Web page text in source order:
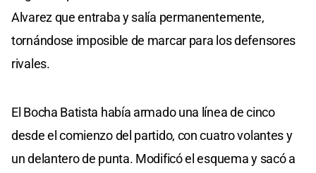
Alvarez que entraba y salía permanentemente,
tornándose imposible de marcar para los defensores
rivales.
El Bocha Batista había armado una línea de cinco
desde el comienzo del partido, con cuatro volantes y
un delantero de punta. Modificó el esquema y sacó a